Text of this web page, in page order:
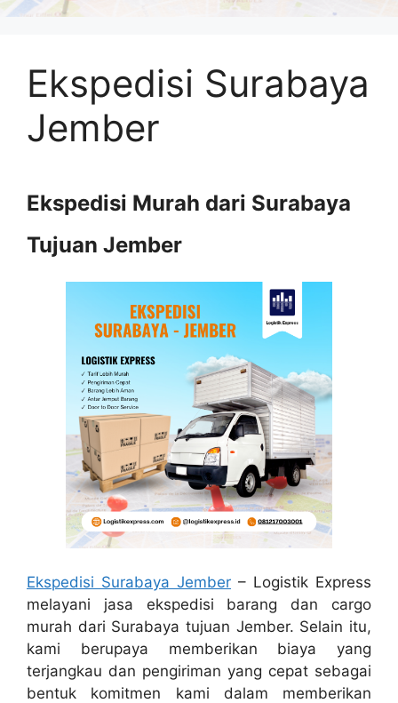
Ekspedisi Surabaya
Jember
Ekspedisi Murah dari Surabaya
Tujuan Jember
Ekspedisi Surabaya Jember – Logistik Express
melayani jasa ekspedisi barang dan cargo
murah dari Surabaya tujuan Jember. Selain itu,
kami berupaya memberikan biaya yang
terjangkau dan pengiriman yang cepat sebagai
bentuk komitmen kami dalam memberikan